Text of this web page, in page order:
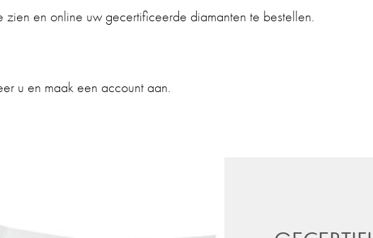
zien en online uw gecertificeerde diamanten te bestellen.
u en maak een account aan.